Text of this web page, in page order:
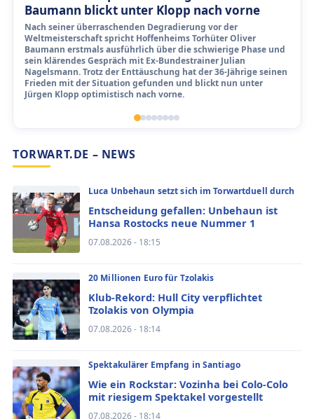
Baumann blickt unter Klopp nach vorne
Nach seiner überraschenden Degradierung vor der
Weltmeisterschaft spricht Hoffenheims Torhüter Oliver
Baumann erstmals ausführlich über die schwierige Phase und
sein klärendes Gespräch mit Ex-Bundestrainer Julian
Nagelsmann. Trotz der Enttäuschung hat der 36-Jährige seinen
Frieden mit der Situation gefunden und blickt nun unter
Jürgen Klopp optimistisch nach vorne.
TORWART.DE – NEWS
07.08.2026 - 18:15
Entscheidung gefallen: Unbehaun ist
Hansa Rostocks neue Nummer 1
Luca Unbehaun setzt sich im Torwartduell durch
07.08.2026 - 18:14
Klub-Rekord: Hull City verpflichtet
Tzolakis von Olympia
20 Millionen Euro für Tzolakis
07.08.2026 - 18:14
Wie ein Rockstar: Vozinha bei Colo-Colo
mit riesigem Spektakel vorgestellt
Spektakulärer Empfang in Santiago